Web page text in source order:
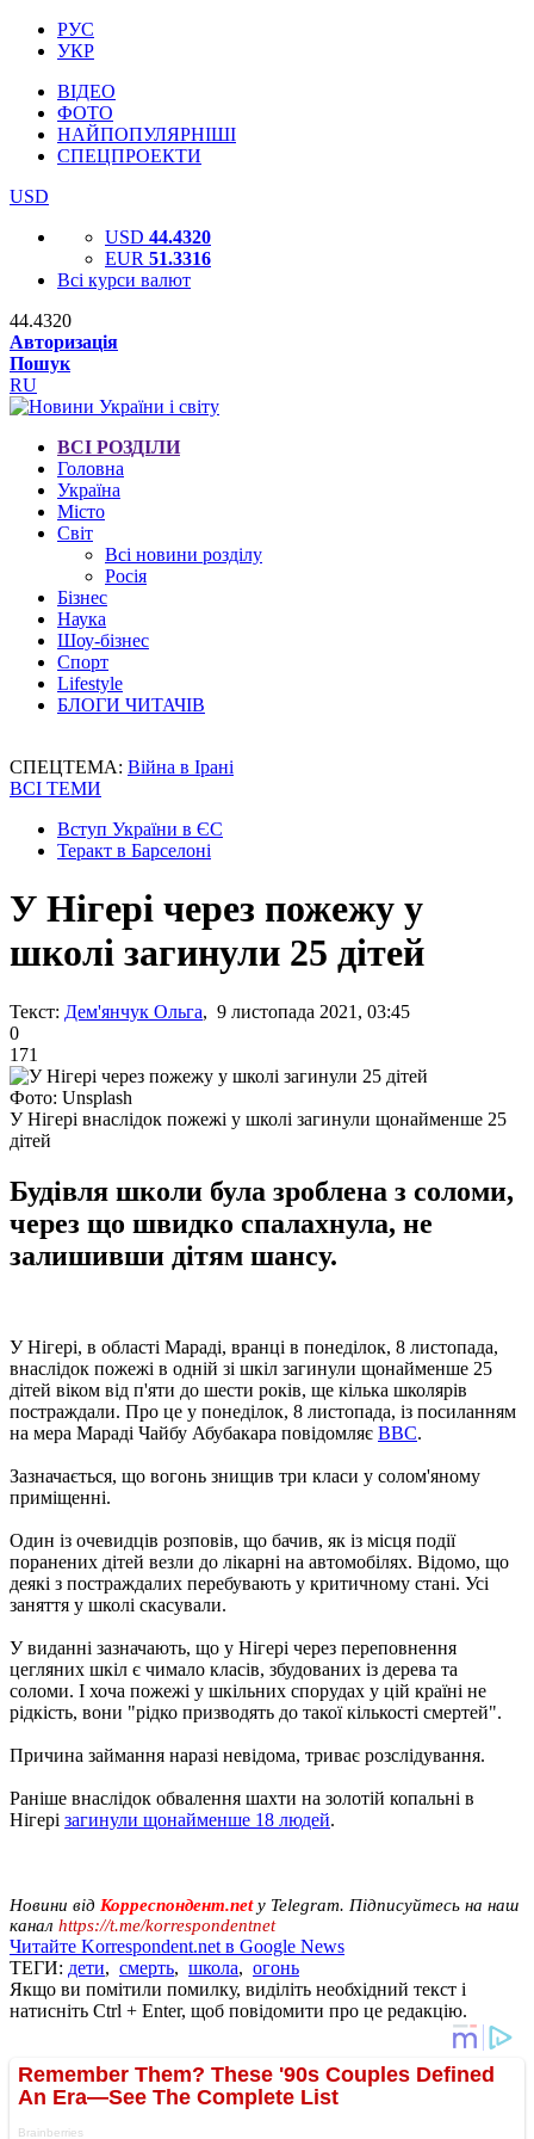
РУС
УКР
ВІДЕО
ФОТО
НАЙПОПУЛЯРНІШІ
СПЕЦПРОЕКТИ
USD
USD 44.4320
EUR 51.3316
Всі курси валют
44.4320
Авторизація
Пошук
RU
ВСІ РОЗДІЛИ
Головна
Україна
Місто
Світ
Всі новини розділу
Росія
Бізнес
Наука
Шоу-бізнес
Спорт
Lifestyle
БЛОГИ ЧИТАЧІВ
СПЕЦТЕМА: Війна в Ірані
ВСІ ТЕМИ
Вступ України в ЄС
Теракт в Барселоні
У Нігері через пожежу у
школі загинули 25 дітей
Текст: Дем'янчук Ольга, 9 листопада 2021, 03:45
0
171
Фото: Unsplash
У Нігері внаслідок пожежі у школі загинули щонайменше 25
дітей
Будівля школи була зроблена з соломи,
через що швидко спалахнула, не
залишивши дітям шансу.
У Нігері, в області Мараді, вранці в понеділок, 8 листопада,
внаслідок пожежі в одній зі шкіл загинули щонайменше 25
дітей віком від п'яти до шести років, ще кілька школярів
постраждали. Про це у понеділок, 8 листопада, із посиланням
на мера Мараді Чайбу Абубакара повідомляє ВВС.
Зазначається, що вогонь знищив три класи у солом'яному
приміщенні.
Один із очевидців розповів, що бачив, як із місця події
поранених дітей везли до лікарні на автомобілях. Відомо, що
деякі з постраждалих перебувають у критичному стані. Усі
заняття у школі скасували.
У виданні зазначають, що у Нігері через переповнення
цегляних шкіл є чимало класів, збудованих із дерева та
соломи. І хоча пожежі у шкільних спорудах у цій країні не
рідкість, вони "рідко призводять до такої кількості смертей".
Причина займання наразі невідома, триває розслідування.
Раніше внаслідок обвалення шахти на золотій копальні в
Нігері загинули щонайменше 18 людей.
Новини від Корреспондент.netу Telegram. Підписуйтесь на наш
канал https://t.me/korrespondentnet
Читайте Korrespondent.net в Google News
ТЕГИ: дети, смерть, школа, огонь
Якщо ви помітили помилку, виділіть необхідний текст і
натисніть Ctrl + Enter, щоб повідомити про це редакцію.